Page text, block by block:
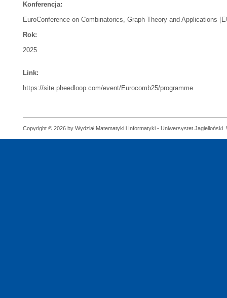
Konferencja:
EuroConference on Combinatorics, Graph Theory and Applications
Rok:
2025
Link:
https://site.pheedloop.com/event/Eurocomb25/programme
Copyright © 2026 by Wydział Matematyki i Informatyki - Uniwersystet